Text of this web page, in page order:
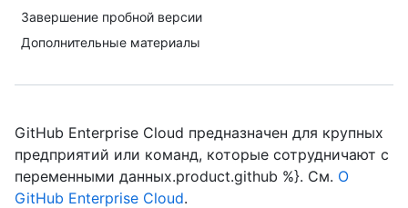
Завершение пробной версии
Дополнительные материалы
GitHub Enterprise Cloud предназначен для крупных
предприятий или команд, которые сотрудничают с
переменными данных.product.github %}. См. О
GitHub Enterprise Cloud.